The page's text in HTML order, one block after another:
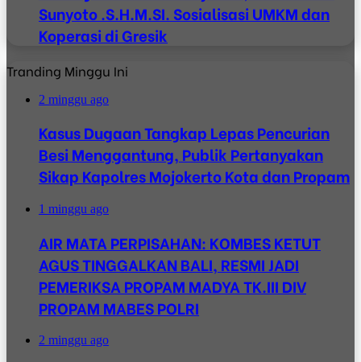
Sunyoto .S.H.M.SI. Sosialisasi UMKM dan
Koperasi di Gresik
Tranding Minggu Ini
2 minggu ago
Kasus Dugaan Tangkap Lepas Pencurian
Besi Menggantung, Publik Pertanyakan
Sikap Kapolres Mojokerto Kota dan Propam
1 minggu ago
AIR MATA PERPISAHAN: KOMBES KETUT
AGUS TINGGALKAN BALI, RESMI JADI
PEMERIKSA PROPAM MADYA TK.III DIV
PROPAM MABES POLRI
2 minggu ago